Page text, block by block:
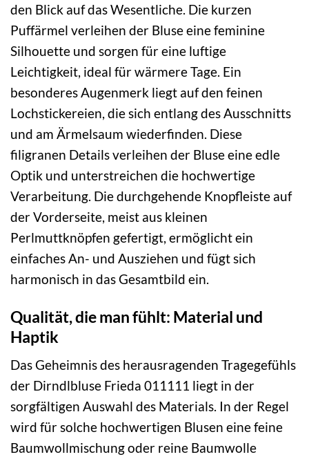
den Blick auf das Wesentliche. Die kurzen
Puffärmel verleihen der Bluse eine feminine
Silhouette und sorgen für eine luftige
Leichtigkeit, ideal für wärmere Tage. Ein
besonderes Augenmerk liegt auf den feinen
Lochstickereien, die sich entlang des Ausschnitts
und am Ärmelsaum wiederfinden. Diese
filigranen Details verleihen der Bluse eine edle
Optik und unterstreichen die hochwertige
Verarbeitung. Die durchgehende Knopfleiste auf
der Vorderseite, meist aus kleinen
Perlmuttknöpfen gefertigt, ermöglicht ein
einfaches An- und Ausziehen und fügt sich
harmonisch in das Gesamtbild ein.
Qualität, die man fühlt: Material und
Haptik
Das Geheimnis des herausragenden Tragegefühls
der Dirndlbluse Frieda 011111 liegt in der
sorgfältigen Auswahl des Materials. In der Regel
wird für solche hochwertigen Blusen eine feine
Baumwollmischung oder reine Baumwolle